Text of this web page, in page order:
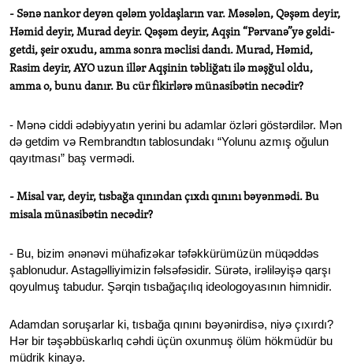
- Sənə nankor deyən qələm yoldaşların var. Məsələn, Qəşəm deyir,
Həmid deyir, Murad deyir. Qəşəm deyir, Aqşin “Pərvanə”yə gəldi-
getdi, şeir oxudu, amma sonra məclisi dandı. Murad, Həmid,
Rasim deyir, AYO uzun illər Aqşinin təbliğatı ilə məşğul oldu,
amma o, bunu danır. Bu cür fikirlərə münasibətin necədir?
- Mənə ciddi ədəbiyyatın yerini bu adamlar özləri göstərdilər. Mən
də getdim və Rembrandtın tablosundakı “Yolunu azmış oğulun
qayıtması” baş vermədi.
- Misal var, deyir, tısbağa qınından çıxdı qınını bəyənmədi. Bu
misala münasibətin necədir?
- Bu, bizim ənənəvi mühafizəkar təfəkkürümüzün müqəddəs
şablonudur. Astagəlliyimizin fəlsəfəsidir. Sürətə, irəliləyişə qarşı
qoyulmuş tabudur. Şərqin tısbağaçılıq ideologoyasının himnidir.
Adamdan soruşarlar ki, tısbağa qınını bəyənirdisə, niyə çıxırdı?
Hər bir təşəbbüskarlıq cəhdi üçün oxunmuş ölüm hökmüdür bu
müdrik kinayə.